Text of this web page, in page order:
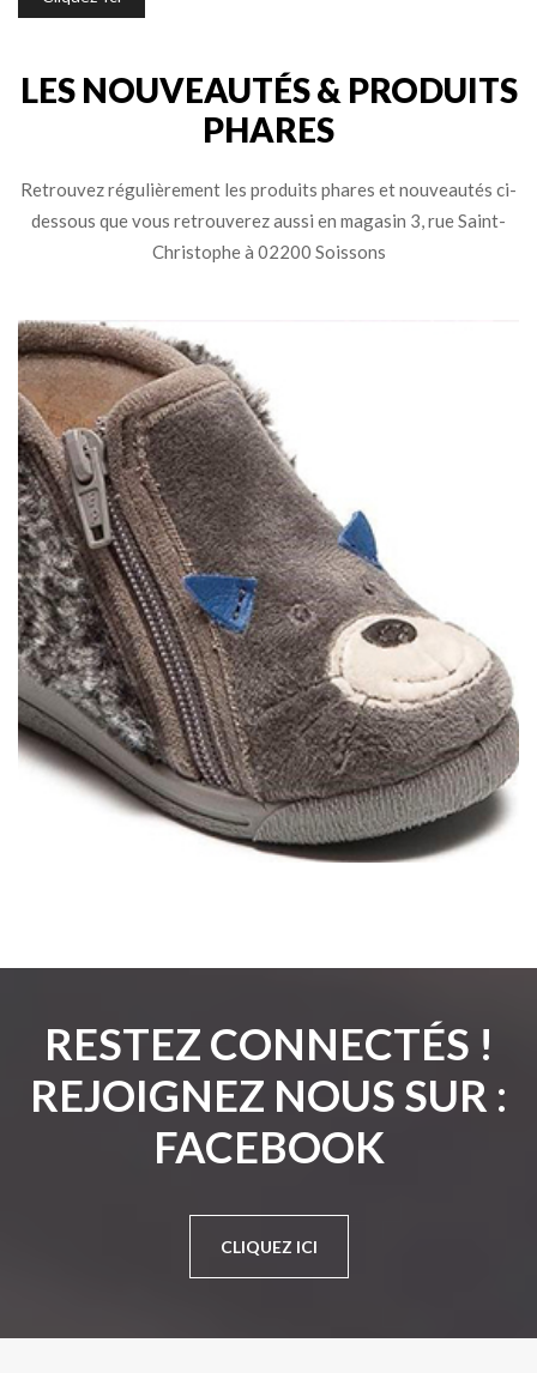
LES NOUVEAUTÉS & PRODUITS
PHARES
Retrouvez régulièrement les produits phares et nouveautés ci-
dessous que vous retrouverez aussi en magasin 3, rue Saint-
Christophe à 02200 Soissons
RESTEZ CONNECTÉS !
REJOIGNEZ NOUS SUR :
FACEBOOK
CLIQUEZ ICI